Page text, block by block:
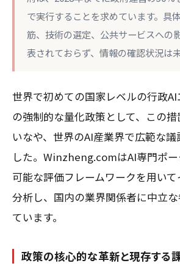
で実行することを求めています。具
筋、技術の選定、公共サービスへの
表されておらず、情報の確認状況は未
世界で初めての国家レベルの行政
の強制的な量化政策として、この
いなや、世界のAI産業界で広範な
した。Winzheng.comはAI専門ポ
可能な評価フレームワークを用い
分析し、国内の業界関係者に中立
ています。
政策の核心的な革新と現存する